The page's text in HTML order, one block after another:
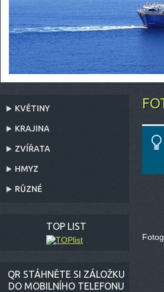
KVĚTINY
KRAJINA
ZVÍŘATA
HMYZ
RŮZNÉ
TOP LIST
QR STÁHNĚTE SI ZÁLOŽKU
DO MOBILNÍHO TELEFONU